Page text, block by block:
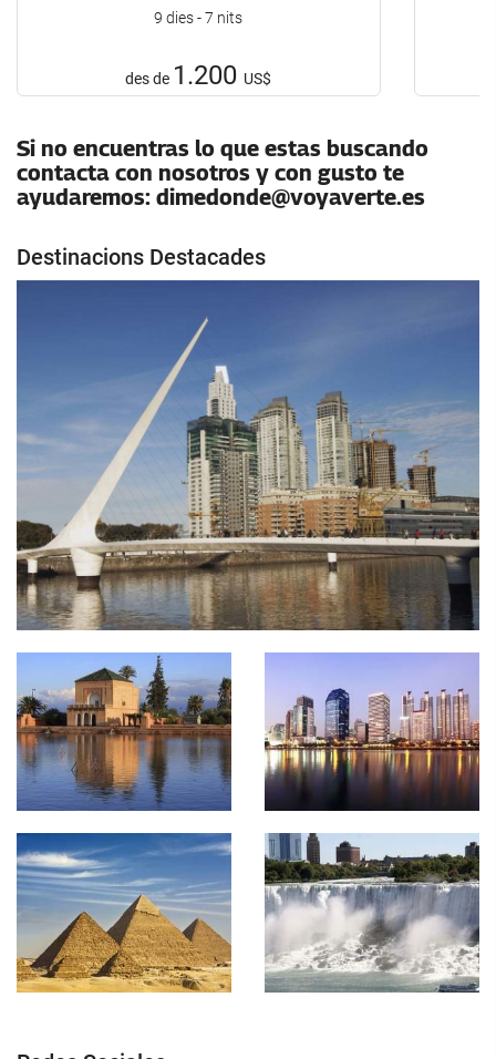
9 dies - 7 nits
des de 1.200 US$
Si no encuentras lo que estas buscando
contacta con nosotros y con gusto te
ayudaremos: dimedonde@voyaverte.es
Destinacions Destacades